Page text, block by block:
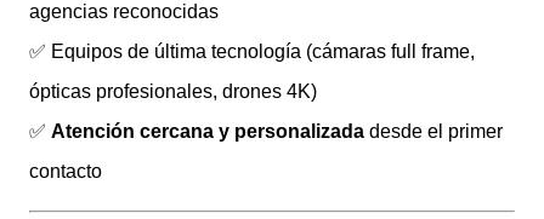
agencias reconocidas
✅ Equipos de última tecnología (cámaras full frame,
ópticas profesionales, drones 4K)
✅ Atención cercana y personalizada desde el primer
contacto